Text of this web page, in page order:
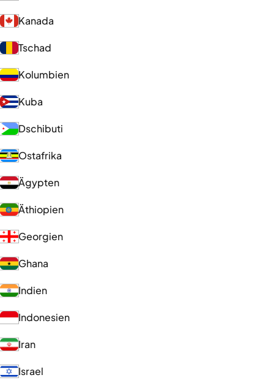
Kanada
Tschad
Kolumbien
Kuba
Dschibuti
Ostafrika
Ägypten
Äthiopien
Georgien
Ghana
Indien
Indonesien
Iran
Israel